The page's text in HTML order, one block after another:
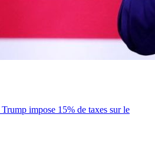
impose 15% de taxes sur le